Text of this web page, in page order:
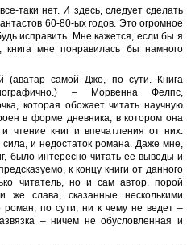
таки нет. И здесь, следует сделать
60-80-ых годов. Это огромное
исправить. Мне кажется, если бы я
мне понравилась бы намного
(аватар самой Джо, по сути. Книга
– Морвенна Фелпс,
которая обожает читать научную
в форме дневника, в котором она
чтение книг и впечатления от них.
и недостаток романа. Даже мне,
было интересно читать ее выводы и
к концу книги от данного
читатель, но и сам автор, порой
же слава, сказанные несколькими
по сути, ни к чему не ведет –
– ничем не обусловленная и